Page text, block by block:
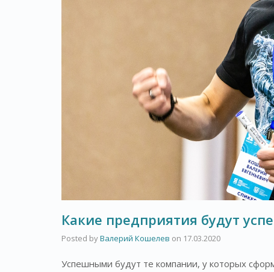
Какие предприятия будут
Posted byВалерий Кошелев on 17.03.2020
Успешными будут те компании, у которых